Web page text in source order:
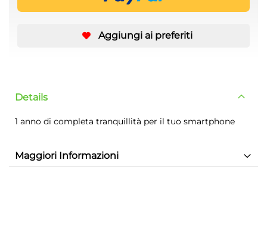
Aggiungi ai preferiti
Details
1 anno di completa tranquillità per il tuo smartphone
Maggiori Informazioni